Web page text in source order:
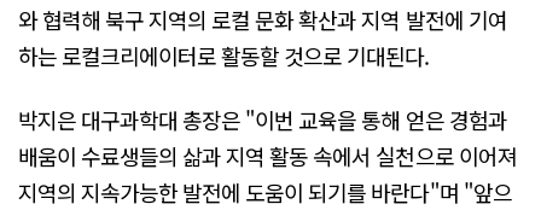
와 협력해 북구 지역의 로컬 문화 확산과 지역 발전에 기여
하는 로컬크리에이터로 활동할 것으로 기대된다.
박지은 대구과학대 총장은 "이번 교육을 통해 얻은 경험과
배움이 수료생들의 삶과 지역 활동 속에서 실천으로 이어져
지역의 지속가능한 발전에 도움이 되기를 바란다"며 "앞으